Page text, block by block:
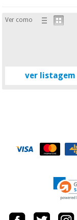
Ver como
ver